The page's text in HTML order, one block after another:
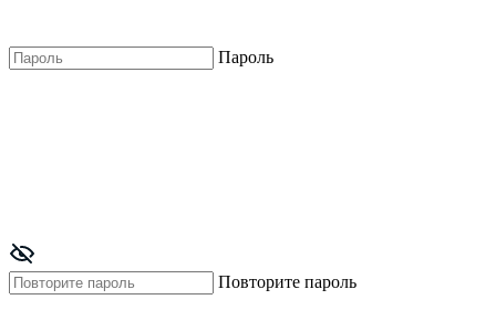
Пароль
Повторите пароль